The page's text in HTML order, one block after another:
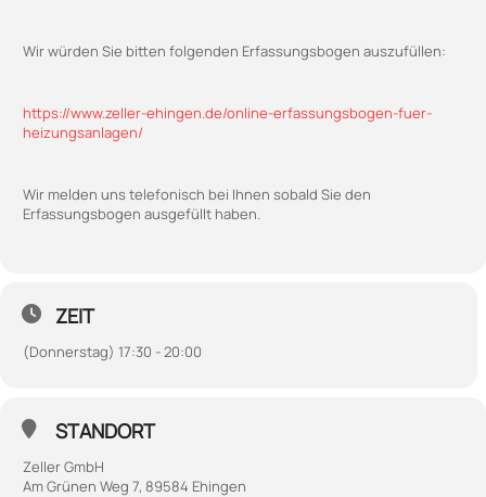
Wir würden Sie bitten folgenden Erfassungsbogen auszufüllen:
https://www.zeller-ehingen.de/online-erfassungsbogen-fuer-
heizungsanlagen/
Wir melden uns telefonisch bei Ihnen sobald Sie den
Erfassungsbogen ausgefüllt haben.
ZEIT
(Donnerstag) 17:30 - 20:00
STANDORT
Zeller GmbH
Am Grünen Weg 7, 89584 Ehingen